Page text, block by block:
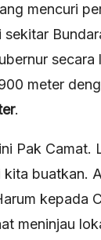
mencuri
secara
meter
.
Pak Camat.
kita buatkan.
kepada
meninjau